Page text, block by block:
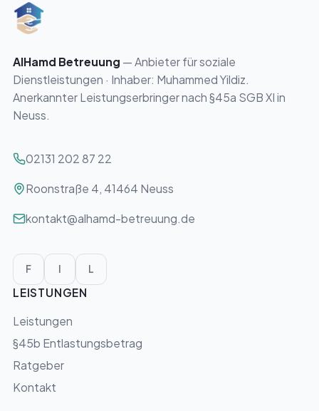
AlHamd Betreuung — Anbieter für soziale
Dienstleistungen · Inhaber: Muhammed Yildiz
Anerkannter Leistungserbringer nach §45a SGB XI in
Neuss.
02131 202 87 22
Roonstraße 4 41464 Neuss
kontakt@alhamd-betreuung.de
F I L
LEISTUNGEN
Leistungen
§45b Entlastungsbetrag
Ratgeber
Kontakt